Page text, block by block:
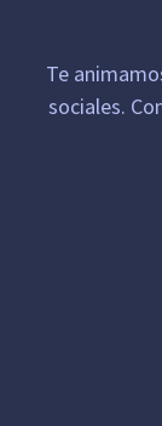
Te
sociales.